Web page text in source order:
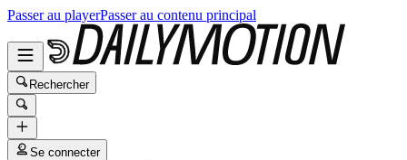
Passer au playerPasser au contenu principal
Rechercher
Se connecter